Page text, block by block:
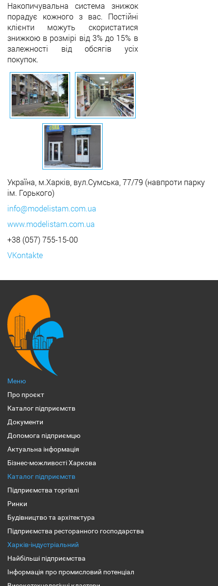
Накопичувальна система знижок
порадує кожного з вас. Постійні
клієнти можуть скористатися
знижкою в розмірі від 3% до 15% в
залежності від обсягів усіх
покупок.
Україна, м.Харків, вул.Сумська, 77/79 (навпроти парку
ім. Горького)
info@modelistam.com.ua
www.modelistam.com.ua
+38 (057) 755-15-00
VKontakte
Меню
Про проєкт
Каталог підприємств
Документи
Допомога підприємцю
Актуальна інформація
Бізнес-можливості Харкова
Каталог підприємств
Підприємства торгівлі
Ринки
Будівництво та архітектура
Підприємства ресторанного господарства
Харків-індустріальний
Найбільші підприємства
Інформація про промисловий потенціал